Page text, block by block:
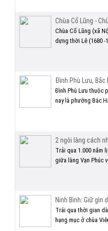
Chùa Cổ Lũng -
Chùa Cổ Lũng (xã
dựng thời Lê (1680 -
Đình Phù Lưu, Bắc
Đình Phù Lưu thuộc
nay là phường Bắc
2 ngôi làng cách
Trải qua 1.000 năm
giữa làng Vạn Phúc
Ninh Bình: Giữ gìn
Trải qua thời gian
hạng mục ở chùa